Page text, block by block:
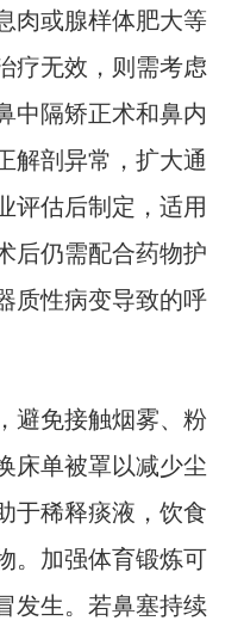
肉或腺样体肥大等
疗无效，则需考虑
中隔矫正术和鼻内
解剖异常，扩大通
评估后制定，适用
后仍需配合药物护
质性病变导致的呼
避免接触烟雾、粉
床单被罩以减少尘
于稀释痰液，饮食
。加强体育锻炼可
发生。若鼻塞持续